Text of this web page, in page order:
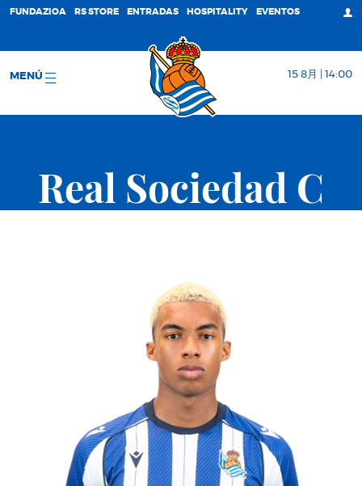
FUNDAZIOA RS STORE ENTRADAS HOSPITALITY EVENTOS
MENÚ 15 8月 | 14:00
Real Sociedad C